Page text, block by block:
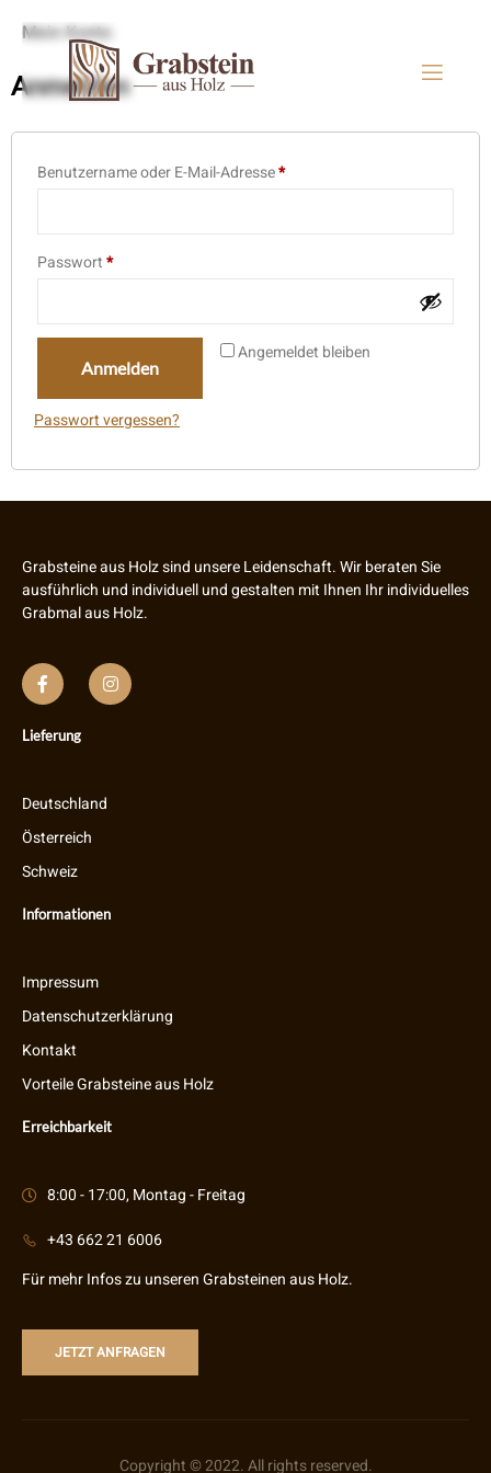
Mein Konto
Anmelden
Benutzername oder E-Mail-Adresse*
Passwort*
Angemeldet bleiben
Anmelden
Passwort vergessen?
Grabsteine aus Holz sind unsere Leidenschaft. Wir beraten Sie
ausführlich und individuell und gestalten mit Ihnen Ihr individuelles
Grabmal aus Holz.
Lieferung
Deutschland
Österreich
Schweiz
Informationen
Impressum
Datenschutzerklärung
Kontakt
Vorteile Grabsteine aus Holz
Erreichbarkeit
8:00 - 17:00, Montag - Freitag
+43 662 21 6006
Für mehr Infos zu unseren Grabsteinen aus Holz.
JETZT ANFRAGEN
Copyright © 2022. All rights reserved.